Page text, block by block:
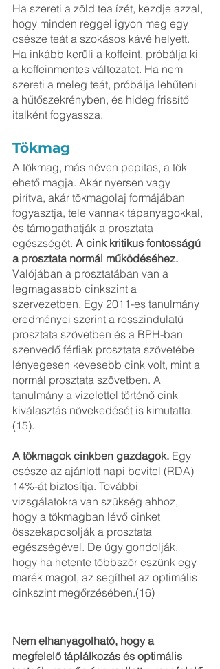
Ha szereti a zöld tea ízét, kezdje azzal,
hogy minden reggel igyon meg egy
csésze teát a szokásos kávé helyett.
Ha inkább kerüli a koffeint, próbálja ki
a koffeinmentes változatot. Ha nem
szereti a meleg teát, próbálja lehűteni
a hűtőszekrényben, és hideg frissítő
italként fogyassza.
Tökmag
A tökmag, más néven pepitas, a tök
ehető magja. Akár nyersen vagy
pirítva, akár tökmagolaj formájában
fogyasztja, tele vannak tápanyagokkal,
és támogathatják a prosztata
egészségét. A cink kritikus fontosságú
a prosztata normál működéséhez.
Valójában a prosztatában van a
legmagasabb cinkszint a
szervezetben. Egy 2011-es tanulmány
eredményei szerint a rosszindulatú
prosztata szövetben és a BPH-ban
szenvedő férfiak prosztata szövetébe
lényegesen kevesebb cink volt, mint a
normál prosztata szövetben. A
tanulmány a vizelettel történő cink
kiválasztás növekedését is kimutatta.
(15).
A tökmagok cinkben gazdagok. Egy
csésze az ajánlott napi bevitel (RDA)
14%-át biztosítja. További
vizsgálatokra van szükség ahhoz,
hogy a tökmagban lévő cinket
összekapcsolják a prosztata
egészségével. De úgy gondolják,
hogy ha hetente többször eszünk egy
marék magot, az segíthet az optimális
cinkszint megőrzésében.(16)
Nem elhanyagolható, hogy a
megfelelő táplálkozás és optimális